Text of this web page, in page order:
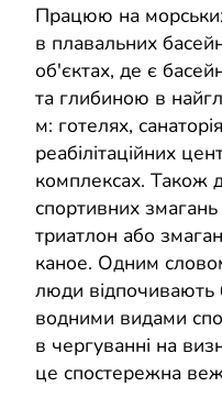
Працюю на
в плавальних
об'єктах, де є
та глибиною в
м: готелях,
реабілітаційних
комплексах. Також
спортивних
триатлон або
каное. Одним
люди відпочивають
водними видами
в чергуванні на
це спостережна